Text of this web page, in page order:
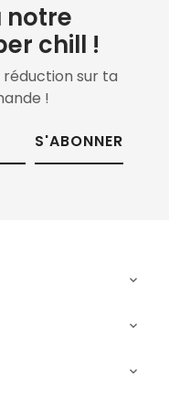
notre
chill !
réduction sur ta
!
S'ABONNER


